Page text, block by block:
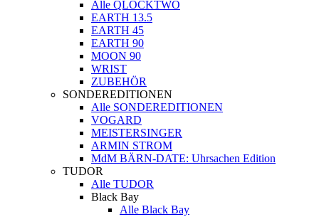
Alle QLOCKTWO
EARTH 13.5
EARTH 45
EARTH 90
MOON 90
WRIST
ZUBEHÖR
SONDEREDITIONEN
Alle SONDEREDITIONEN
VOGARD
MEISTERSINGER
ARMIN STROM
MdM BÄRN-DATE: Uhrsachen Edition
TUDOR
Alle TUDOR
Black Bay
Alle Black Bay